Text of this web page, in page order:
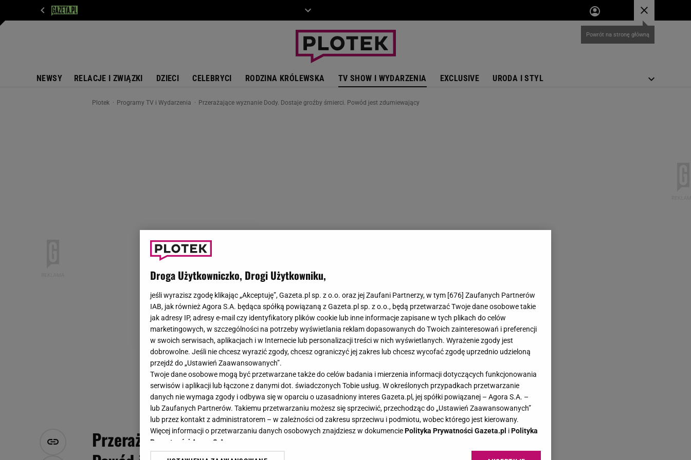
NEWSY RELACJE I ZWIĄZKI DZIECI CELEBRYCI RODZINA KRÓLEWSKA TV SHOW I WYDARZENIA EXCLUSIVE URODA I STYL
Plotek Programy TV i Wydarzenia Przerażające wyznanie Dody. Dostaje groźby śmierci. Powód jest zdumiewający
Przerażające wyznanie Dody. Niektórzy życzą jej śmierci.
Droga Użytkowniczko, Drogi Użytkowniku,
jeśli wyrazisz zgodę klikając „Akceptuję”, Gazeta.pl sp. z o.o. oraz jej Zaufani Partnerzy, w tym [676] Zaufanych Partnerów
IAB, jak również Agora S.A. będąca spółką powiązaną z Gazeta.pl sp. z o.o., będą przetwarzać Twoje dane osobowe takie
jak adresy IP, adresy e-mail czy identyfikatory plików cookie lub inne informacje zapisane w tych plikach do celów
marketingowych, w szczególności na potrzeby wyświetlania reklam dopasowanych do Twoich zainteresowań i preferencji
w swoich serwisach, aplikacjach i w Internecie lub personalizacji treści w nich wyświetlanych. Wyrażenie zgody jest
dobrowolne. Jeśli nie chcesz wyrazić zgody, chcesz ograniczyć jej zakres lub chcesz wycofać zgodę uprzednio udzieloną
przejdź do „Ustawień Zaawansowanych”.
Twoje dane osobowe mogą być przetwarzane także do celów badania i mierzenia informacji dotyczących funkcjonowania
serwisów i aplikacji lub łączone z danymi dot. świadczonych Tobie usług. W określonych przypadkach przetwarzanie
danych nie wymaga zgody i odbywa się w oparciu o uzasadniony interes Gazeta.pl, jej spółki powiązanej – Agora S.A. –
lub Zaufanych Partnerów. Takiemu przetwarzaniu możesz się sprzeciwić, przechodząc do „Ustawień Zaawansowanych”
lub przez kontakt z administratorem – w zależności od zakresu sprzeciwu i podmiotu, wobec którego jest kierowany.
Więcej informacji o przetwarzaniu danych osobowych znajdziesz w dokumenciePolityka Prywatności Gazeta.pl iPolityka
Prywatności Agora S.A.